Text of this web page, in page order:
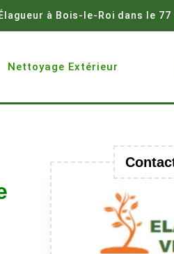
Élagueur à Bois-le-Roi dans le 77
Nettoyage Extérieur